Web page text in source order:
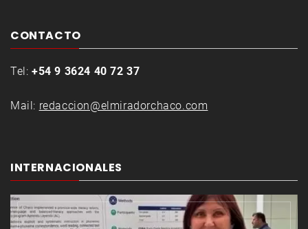
CONTACTO
Tel: +54 9 3624 40 72 37
Mail: redaccion@elmiradorchaco.com
INTERNACIONALES